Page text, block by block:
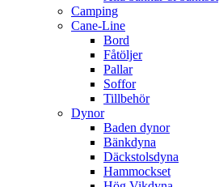
Camping
Cane-Line
Bord
Fåtöljer
Pallar
Soffor
Tillbehör
Dynor
Baden dynor
Bänkdyna
Däckstolsdyna
Hammockset